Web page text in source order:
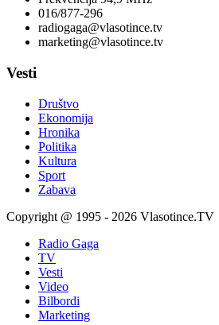
016/877-296
radiogaga@vlasotince.tv
marketing@vlasotince.tv
Vesti
Društvo
Ekonomija
Hronika
Politika
Kultura
Sport
Zabava
Copyright @ 1995 - 2026 Vlasotince.TV
Radio Gaga
TV
Vesti
Video
Bilbordi
Marketing